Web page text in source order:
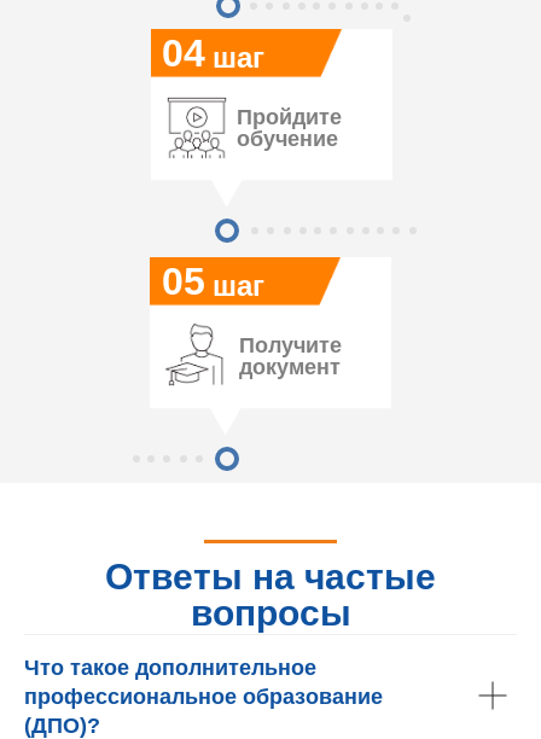
05
04 шаг
шаг
Пройдите
обучение
Получите
документ
Ответы на частые
вопросы
Что такое дополнительное
профессиональное образование
(ДПО)?